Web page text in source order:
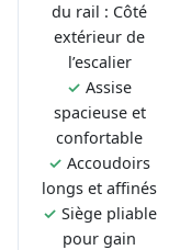
du rail : Côté
extérieur de
l’escalier
✓ Assise
spacieuse et
confortable
✓ Accoudoirs
longs et affinés
✓ Siège pliable
pour gain